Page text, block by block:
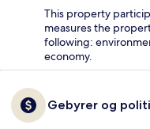
This property
measures the
following:
economy.
Gebyrer og